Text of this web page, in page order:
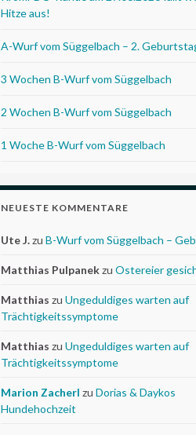
Hitze aus!
A-Wurf vom Süggelbach – 2.
3 Wochen B-Wurf vom Süggelbach
2 Wochen B-Wurf vom Süggelbach
1 Woche B-Wurf vom Süggelbach
NEUESTE KOMMENTARE
Ute J.zu B-Wurf vom Süggelbach –
Matthias Pulpanekzu Ostereier
Matthias zu Ungeduldiges warten auf
Trächtigkeitssymptome
Matthias zu Ungeduldiges warten auf
Trächtigkeitssymptome
Marion Zacherl zu Dorias & Daykos
Hundehochzeit